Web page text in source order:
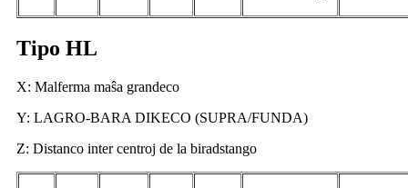
Tipo HL
X: Malferma maŝa grandeco
Y: LAGRO-BARA DIKECO (SUPRA/FUNDA)
Z: Distanco inter centroj de la biradstango